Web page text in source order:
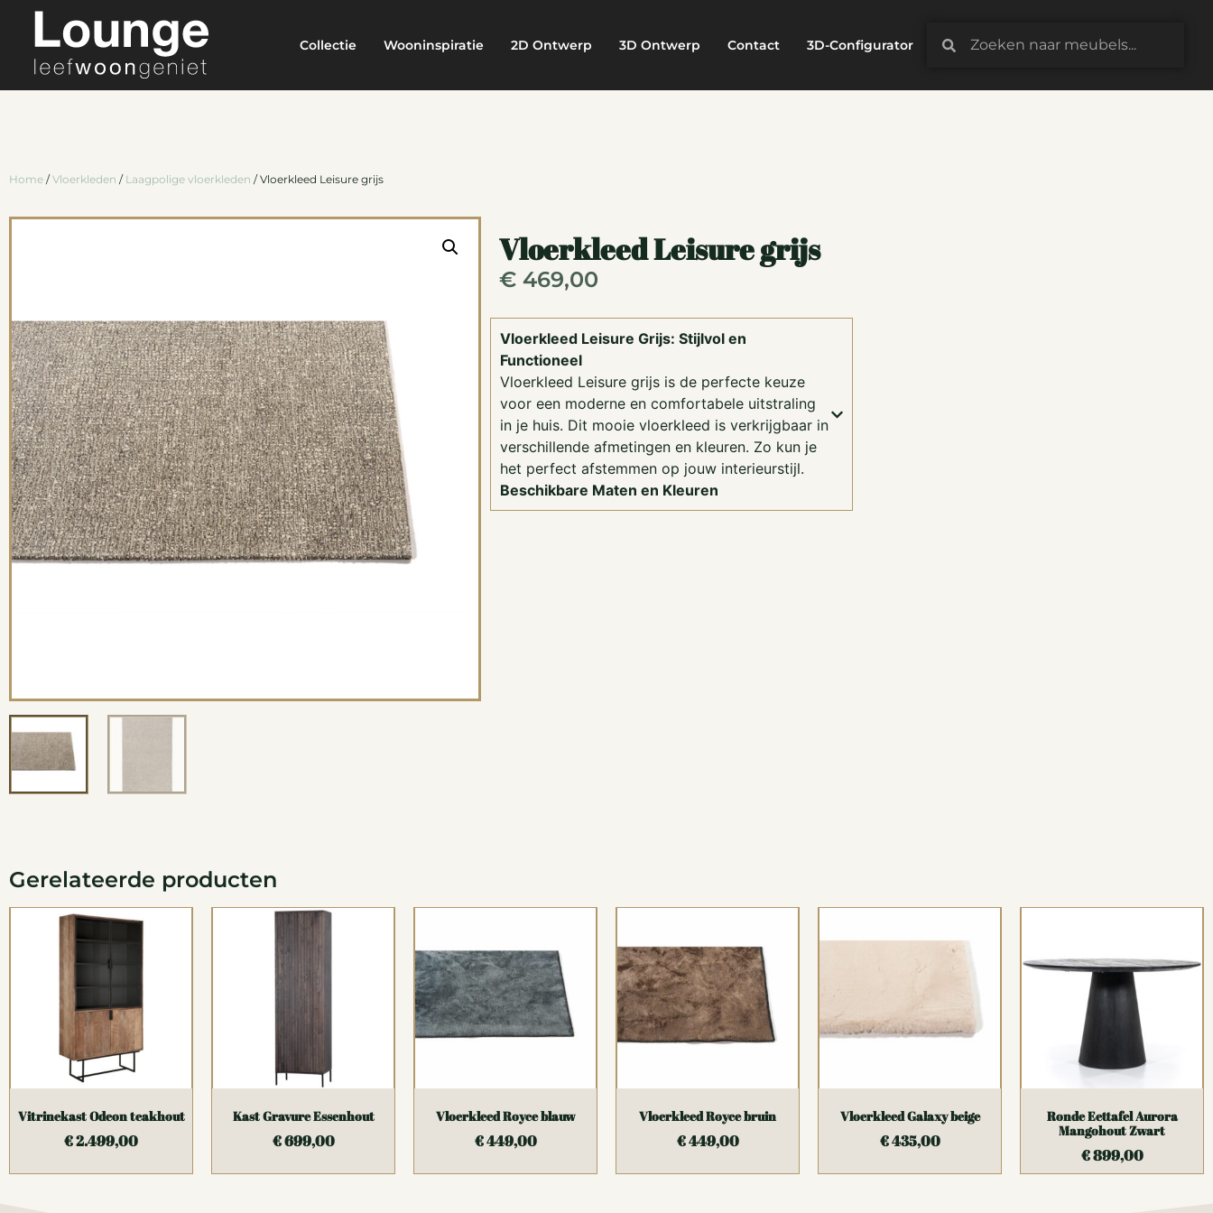
Collectie Wooninspiratie 2D Ontwerp 3D Ontwerp Contact 3D-Configurator
Home /Vloerkleden / Laagpolige vloerkleden / Vloerkleed Leisure grijs
Vloerkleed Leisure grijs
€469,00
Vloerkleed Leisure Grijs: Stijlvol en
Functioneel
Vloerkleed Leisure grijs is de perfecte keuze
voor een moderne en comfortabele uitstraling
in je huis. Dit mooie vloerkleed is verkrijgbaar in
verschillende afmetingen en kleuren. Zo kun je
het perfect afstemmen op jouw interieurstijl.
Beschikbare Maten en Kleuren
Gerelateerde producten
Vitrinekast Odeon teakhout
€2.499,00
Kast Gravure Essenhout
€699,00
Vloerkleed Royce blauw
€449,00
Vloerkleed Royce bruin
€449,00
Vloerkleed Galaxy beige
€435,00
Ronde Eettafel Aurora
Mangohout Zwart
€899,00